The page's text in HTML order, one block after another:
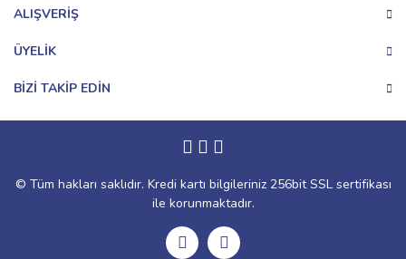
ALIŞVERİŞ
ÜYELİK
BİZİ TAKİP EDİN
© Tüm hakları saklıdır. Kredi kartı bilgileriniz 256bit SSL sertifikası
ile korunmaktadır.